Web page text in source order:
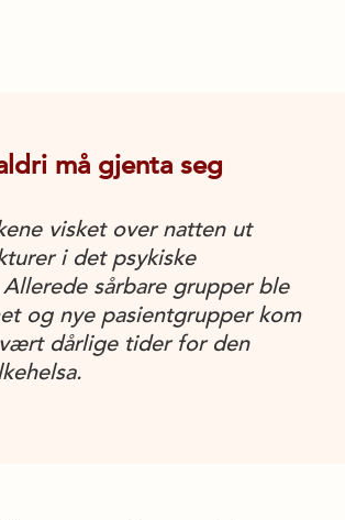
må gjenta seg
visket over natten ut
i det psykiske
sårbare grupper ble
og nye pasientgrupper kom
dårlige tider for den